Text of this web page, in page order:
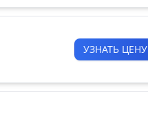
УЗНАТЬ ЦЕНУ